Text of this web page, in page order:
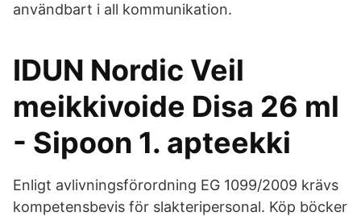
användbart i all kommunikation.
IDUN Nordic Veil
meikkivoide Disa 26 ml
- Sipoon 1. apteekki
Enligt avlivningsförordning EG 1099/2009 krävs
kompetensbevis för slakteripersonal. Köp böcker